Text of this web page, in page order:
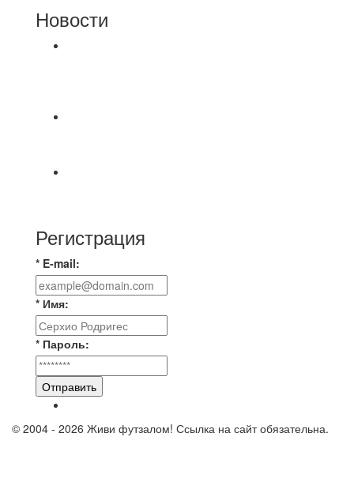
Новости
Регистрация
* E-mail:
* Имя:
* Пароль:
Отправить
© 2004 - 2026 Живи футзалом! Ссылка на сайт обязательна.